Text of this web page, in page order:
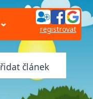
registrovat
článek